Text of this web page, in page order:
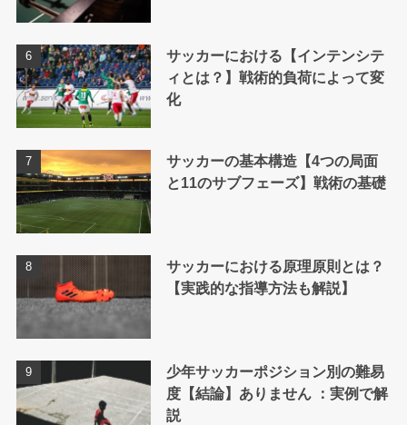
サッカーにおける【インテンシテ
ィとは？】戦術的負荷によって変
化
サッカーの基本構造【4つの局面
と11のサブフェーズ】戦術の基礎
サッカーにおける原理原則とは？
【実践的な指導方法も解説】
少年サッカーポジション別の難易
度【結論】ありません ：実例で解
説